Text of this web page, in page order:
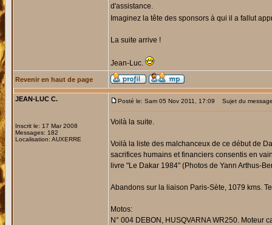
d'assistance.
Imaginez la tête des sponsors à qui il a fallut
La suite arrive !
Jean-Luc.
Revenir en haut de page
JEAN-LUC C.
Inscrit le: 17 Mar 2008
Messages: 182
Localisation: AUXERRE
Posté le: Sam 05 Nov 2011, 17:09 Sujet du
Voilà la suite.
Voilà la liste des malchanceux de ce début de
sacrifices humains et financiers consentis en
livre "Le Dakar 1984" (Photos de Yann Arthus-
Abandons sur la liaison Paris-Sète, 1079 kms.
Motos:
N° 004 DEBON, HUSQVARNA WR250. Moteur